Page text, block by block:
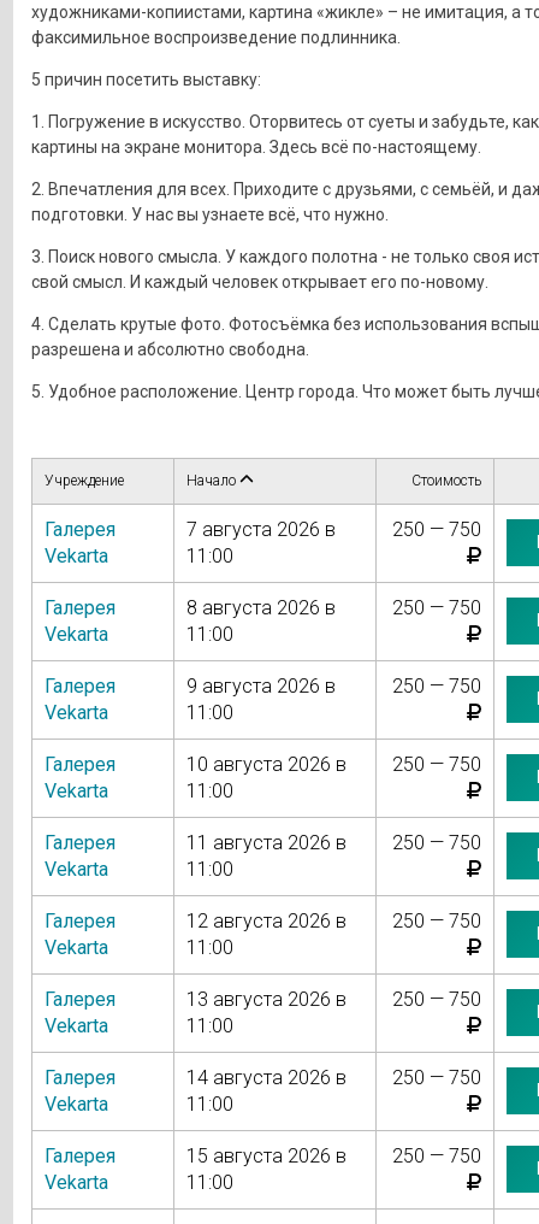
художниками-копиистами, картина «жикле» – не имитация, а
факсимильное воспроизведение подлинника.
5 причин посетить выставку:
1. Погружение в искусство. Оторвитесь от суеты и забудьте,
картины на экране монитора. Здесь всё по-настоящему.
2. Впечатления для всех. Приходите с друзьями, с семьёй, и
подготовки. У нас вы узнаете всё, что нужно.
3. Поиск нового смысла. У каждого полотна - не только своя
свой смысл. И каждый человек открывает его по-новому.
4. Сделать крутые фото. Фотосъёмка без использования
разрешена и абсолютно свободна.
5. Удобное расположение. Центр города. Что может быть
Учреждение Начало Стоимость
Галерея
Vekarta
7 августа 2026 в
11:00
250 — 750
Галерея
Vekarta
8 августа 2026 в
11:00
250 — 750
Галерея
Vekarta
9 августа 2026 в
11:00
250 — 750
Галерея
Vekarta
10 августа 2026 в
11:00
250 — 750
Галерея
Vekarta
11 августа 2026 в
11:00
250 — 750
Галерея
Vekarta
12 августа 2026 в
11:00
250 — 750
Галерея
Vekarta
13 августа 2026 в
11:00
250 — 750
Галерея
Vekarta
14 августа 2026 в
11:00
250 — 750
Галерея
Vekarta
15 августа 2026 в
11:00
250 — 750